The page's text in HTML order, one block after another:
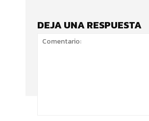
DEJA UNA RESPUESTA